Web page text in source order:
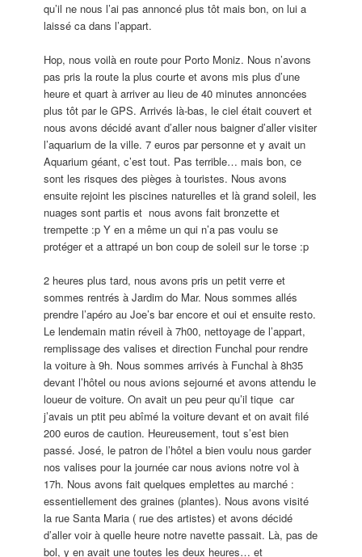
qu’il ne nous l’ai pas annoncé plus tôt mais bon, on lui a
laissé ca dans l’appart.
Hop, nous voilà en route pour Porto Moniz. Nous n’avons
pas pris la route la plus courte et avons mis plus d’une
heure et quart à arriver au lieu de 40 minutes annoncées
plus tôt par le GPS. Arrivés là-bas, le ciel était couvert et
nous avons décidé avant d’aller nous baigner d’aller visiter
l’aquarium de la ville. 7 euros par personne et y avait un
Aquarium géant, c’est tout. Pas terrible… mais bon, ce
sont les risques des pièges à touristes. Nous avons
ensuite rejoint les piscines naturelles et là grand soleil, les
nuages sont partis et nous avons fait bronzette et
trempette :p Y en a même un qui n’a pas voulu se
protéger et a attrapé un bon coup de soleil sur le torse :p
2 heures plus tard, nous avons pris un petit verre et
sommes rentrés à Jardim do Mar. Nous sommes allés
prendre l’apéro au Joe’s bar encore et oui et ensuite resto.
Le lendemain matin réveil à 7h00, nettoyage de l’appart,
remplissage des valises et direction Funchal pour rendre
la voiture à 9h. Nous sommes arrivés à Funchal à 8h35
devant l’hôtel ou nous avions sejourné et avons attendu le
loueur de voiture. On avait un peu peur qu’il tique car
j’avais un ptit peu abîmé la voiture devant et on avait filé
200 euros de caution. Heureusement, tout s’est bien
passé. José, le patron de l’hôtel a bien voulu nous garder
nos valises pour la journée car nous avions notre vol à
17h. Nous avons fait quelques emplettes au marché :
essentiellement des graines (plantes). Nous avons visité
la rue Santa Maria ( rue des artistes) et avons décidé
d’aller voir à quelle heure notre navette passait. Là, pas de
bol, y en avait une toutes les deux heures… et